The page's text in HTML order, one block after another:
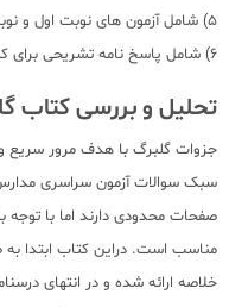
5) شامل آزمون های نوبت اول و نوبت دوم نوبت مدارس
6) شامل پاسخ نامه تشریحی برای کلیه سوالات
تحلیل و بررسی کتاب
جزوات گلبرگ با هدف مرور سریع
سبک سوالات آزمون سراسری
صفحات محدودی دارند اما با توجه
مناسب است. دراین کتاب ابتدا
خلاصه ارائه شده و در انتهای